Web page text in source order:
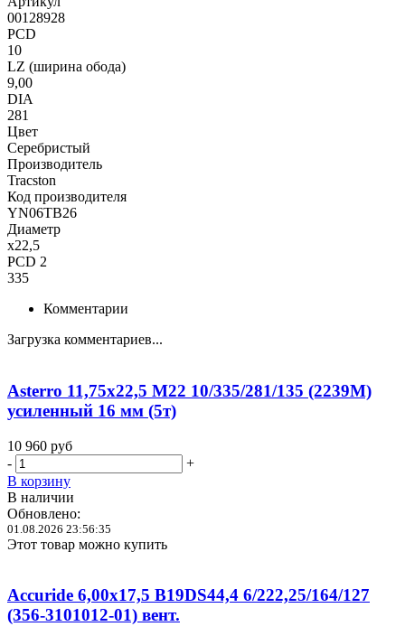
00128928
PCD
10
LZ (ширина обода)
9,00
DIA
281
Цвет
Серебристый
Производитель
Tracston
Код производителя
YN06TB26
Диаметр
x22,5
PCD 2
335
Комментарии
Загрузка комментариев...
Asterro 11,75x22,5 M22 10/335/281/135 (2239M)
усиленный 16 мм (5т)
10 960 руб
-
+
В корзину
В наличии
Обновлено:
01.08.2026 23:56:35
Этот товар можно купить
Accuride 6,00x17,5 B19DS44,4 6/222,25/164/127
(356-3101012-01) вент.